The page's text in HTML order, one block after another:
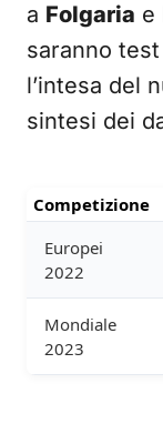
a Folgaria e
saranno
l’intesa del
sintesi dei
Competizione
Europei
2022
Mondiale
2023